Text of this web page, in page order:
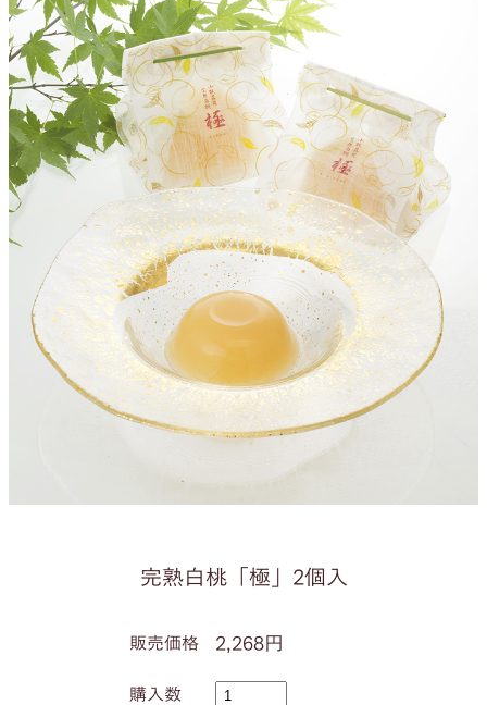
完熟白桃「極」2個入
販売価格 2,268円
購入数